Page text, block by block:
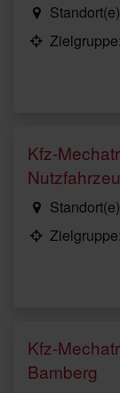
Kfz-
Kfz-
Bamberg